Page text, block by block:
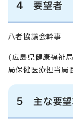
4 要望者
八者協議会幹事
(広島県健康福祉
局保健医療担当局
5 主な要望